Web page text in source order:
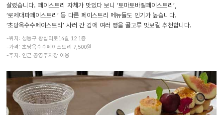
살렸습니다. 페이스트리 자체가 맛있다 보니 ‘토마토바질페이스트리’,
‘로제대파페이스트리’ 등 다른 페이스트리 메뉴들도 인기가 높습니다.
‘초당옥수수페이스트리’ 사러 간 김에 여러 빵을 골고루 맛보길 추천합니다.
-위치: 성동구 왕십리로14길 12 1층
-가격: 초당옥수수페이스트리 7,500원
-주차: 인근 공영주차장 이용.